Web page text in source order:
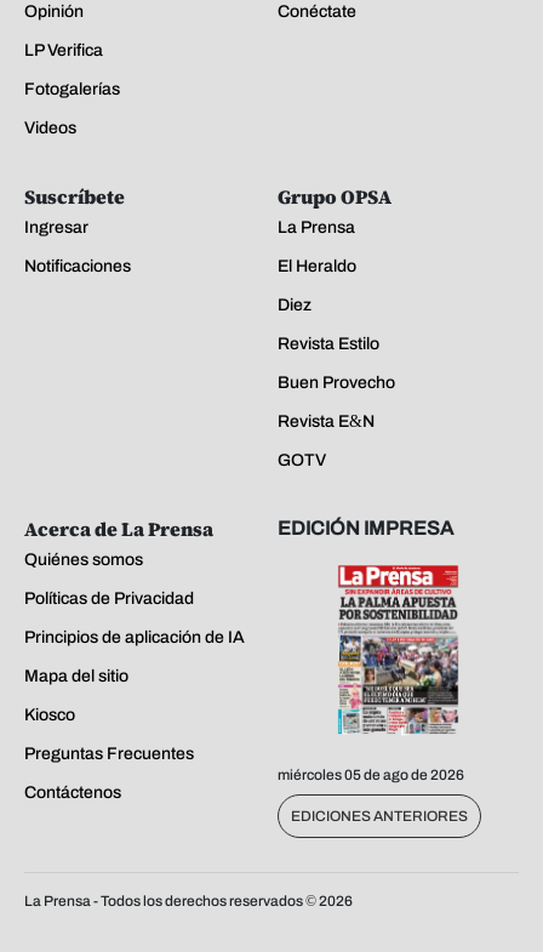
Opinión
LP Verifica
Fotogalerías
Videos
Conéctate
Suscríbete
Ingresar
Notificaciones
Grupo OPSA
La Prensa
El Heraldo
Diez
Revista Estilo
Buen Provecho
Revista E&N
GOTV
Acerca de La Prensa
Quiénes somos
Políticas de Privacidad
Principios de aplicación de IA
Mapa del sitio
Kiosco
Preguntas Frecuentes
Contáctenos
EDICIÓN IMPRESA
miércoles 05 de ago de 2026
EDICIONES ANTERIORES
La Prensa - Todos los derechos reservados ©2026